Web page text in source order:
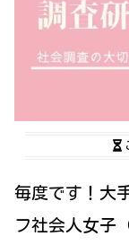
毎度です！大
フ社会人女子